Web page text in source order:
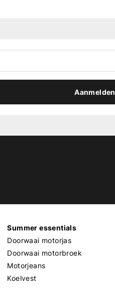
Aanmelden
Summer essentials
Doorwaai motorjas
Doorwaai motorbroek
Motorjeans
Koelvest